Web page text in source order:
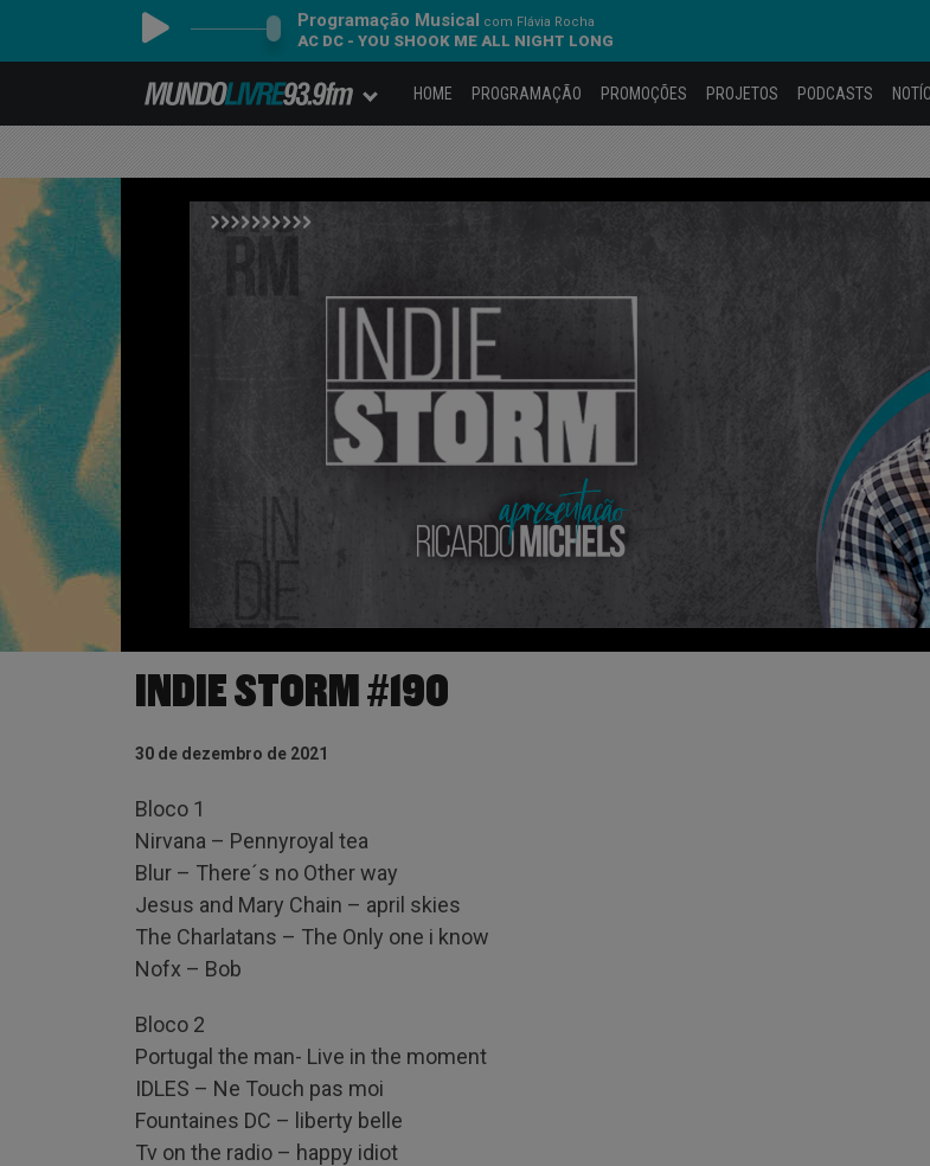
Programação Musical com Flávia Rocha
AC DC - YOU SHOOK ME ALL NIGHT LONG
HOME PROGRAMAÇÃO PROMOÇÕES PROJETOS PODCASTS
INDIE STORM #190
30 de dezembro de 2021
Bloco 1
Nirvana – Pennyroyal tea
Blur – There´s no Other way
Jesus and Mary Chain – april skies
The Charlatans – The Only one i know
Nofx – Bob
Bloco 2
Portugal the man- Live in the moment
IDLES – Ne Touch pas moi
Fountaines DC – liberty belle
Tv on the radio – happy idiot